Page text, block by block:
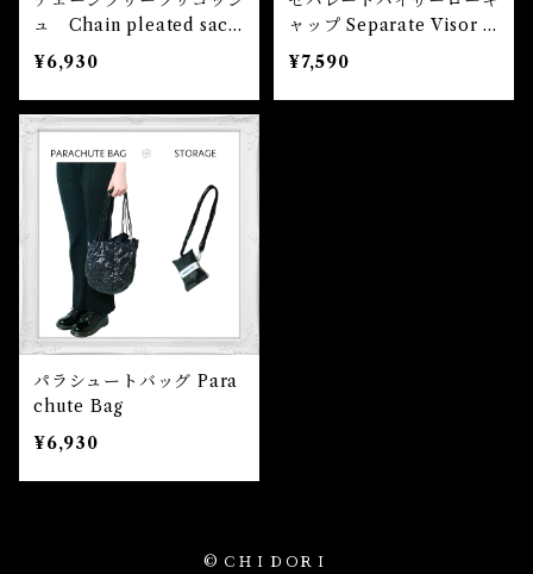
ュ Chain pleated saco
che
¥6,930
ャップ Separate Visor L
ow Cap
¥7,590
パラシュートバッグ Para
chute Bag
¥6,930
© ＣＨＩＤＯＲＩ